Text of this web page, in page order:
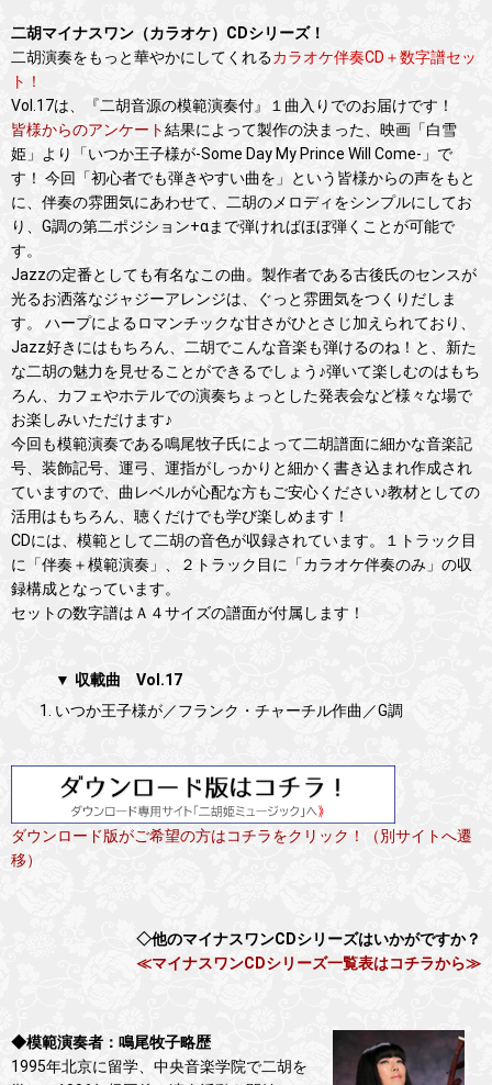
二胡マイナスワン（カラオケ）CDシリーズ！
二胡演奏をもっと華やかにしてくれるカラオケ伴奏CD＋数字譜セッ
ト！
Vol.17は、『二胡音源の模範演奏付』１曲入りでのお届けです！
皆様からのアンケート結果によって製作の決まった、映画「白雪
姫」より「いつか王子様が-Some Day My Prince Will Come-」で
す！ 今回「初心者でも弾きやすい曲を」という皆様からの声をもと
に、伴奏の雰囲気にあわせて、二胡のメロディをシンプルにしてお
り、G調の第二ポジション+αまで弾ければほぼ弾くことが可能で
す。
Jazzの定番としても有名なこの曲。製作者である古後氏のセンスが
光るお洒落なジャジーアレンジは、ぐっと雰囲気をつくりだしま
す。 ハープによるロマンチックな甘さがひとさじ加えられており、
Jazz好きにはもちろん、二胡でこんな音楽も弾けるのね！と、新た
な二胡の魅力を見せることができるでしょう♪弾いて楽しむのはもち
ろん、カフェやホテルでの演奏ちょっとした発表会など様々な場で
お楽しみいただけます♪
今回も模範演奏である鳴尾牧子氏によって二胡譜面に細かな音楽記
号、装飾記号、運弓、運指がしっかりと細かく書き込まれ作成され
ていますので、曲レベルが心配な方もご安心ください♪教材としての
活用はもちろん、聴くだけでも学び楽しめます！
CDには、模範として二胡の音色が収録されています。１トラック目
に「伴奏＋模範演奏」、２トラック目に「カラオケ伴奏のみ」の収
録構成となっています。
セットの数字譜はＡ４サイズの譜面が付属します！
▼ 収載曲 Vol.17
いつか王子様が／フランク・チャーチル作曲／G調
ダウンロード版がご希望の方はコチラをクリック！（別サイトへ遷
移）
◇他のマイナスワンCDシリーズはいかがですか？
≪マイナスワンCDシリーズ一覧表はコチラから≫
◆模範演奏者：鳴尾牧子略歴
1995年北京に留学、中央音楽学院で二胡を